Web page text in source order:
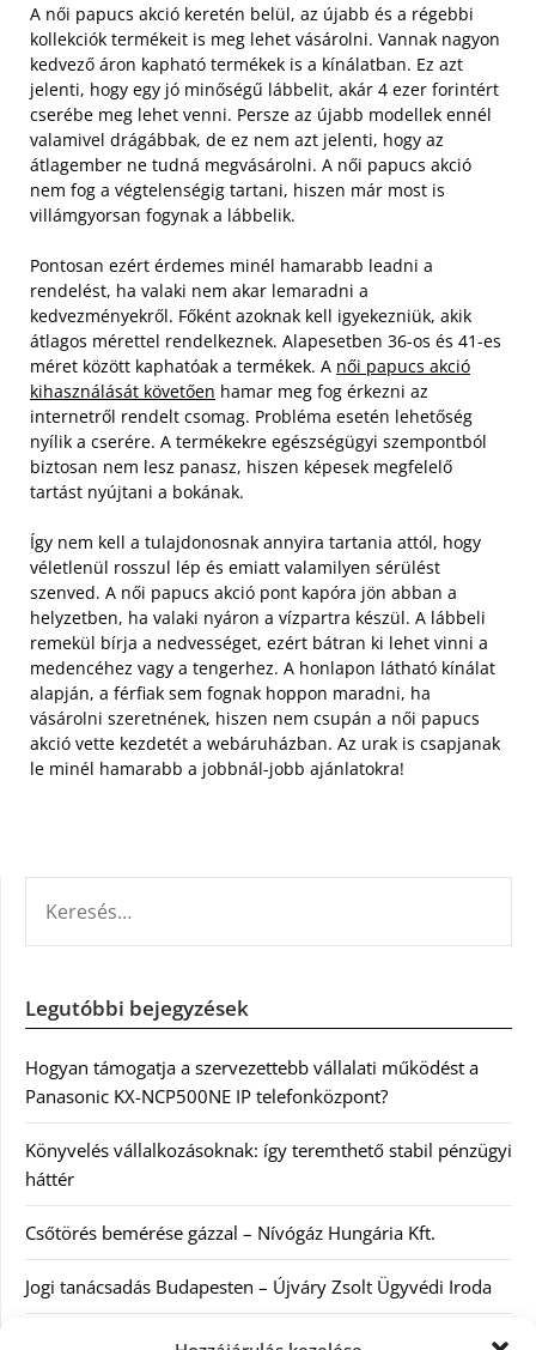
A női papucs akció keretén belül, az újabb és a régebbi
kollekciók termékeit is meg lehet vásárolni. Vannak nagyon
kedvező áron kapható termékek is a kínálatban. Ez azt
jelenti, hogy egy jó minőségű lábbelit, akár 4 ezer forintért
cserébe meg lehet venni. Persze az újabb modellek ennél
valamivel drágábbak, de ez nem azt jelenti, hogy az
átlagember ne tudná megvásárolni. A női papucs akció
nem fog a végtelenségig tartani, hiszen már most is
villámgyorsan fogynak a lábbelik.
Pontosan ezért érdemes minél hamarabb leadni a
rendelést, ha valaki nem akar lemaradni a
kedvezményekről. Főként azoknak kell igyekezniük, akik
átlagos mérettel rendelkeznek. Alapesetben 36-os és 41-es
méret között kaphatóak a termékek. A női papucs akció
kihasználását követően hamar meg fog érkezni az
internetről rendelt csomag. Probléma esetén lehetőség
nyílik a cserére. A termékekre egészségügyi szempontból
biztosan nem lesz panasz, hiszen képesek megfelelő
tartást nyújtani a bokának.
Így nem kell a tulajdonosnak annyira tartania attól, hogy
véletlenül rosszul lép és emiatt valamilyen sérülést
szenved. A női papucs akció pont kapóra jön abban a
helyzetben, ha valaki nyáron a vízpartra készül. A lábbeli
remekül bírja a nedvességet, ezért bátran ki lehet vinni a
medencéhez vagy a tengerhez. A honlapon látható kínálat
alapján, a férfiak sem fognak hoppon maradni, ha
vásárolni szeretnének, hiszen nem csupán a női papucs
akció vette kezdetét a webáruházban. Az urak is csapjanak
le minél hamarabb a jobbnál-jobb ajánlatokra!
Legutóbbi bejegyzések
Hogyan támogatja a szervezettebb vállalati működést a
Panasonic KX-NCP500NE IP telefonközpont?
Könyvelés vállalkozásoknak: így teremthető stabil pénzügyi
háttér
Csőtörés bemérése gázzal – Nívógáz Hungária Kft.
Jogi tanácsadás Budapesten – Újváry Zsolt Ügyvédi Iroda
Arckrémek – mit érdemes tudni az öregedés lassításáról és